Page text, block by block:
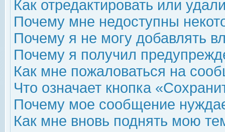
Как отредактировать или
Почему мне недоступны
Почему я не могу добавлять
Почему я получил
Как мне пожаловаться на
Что означает кнопка
Почему мое сообщение
Как мне вновь поднять мою